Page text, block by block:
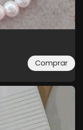
Comprar